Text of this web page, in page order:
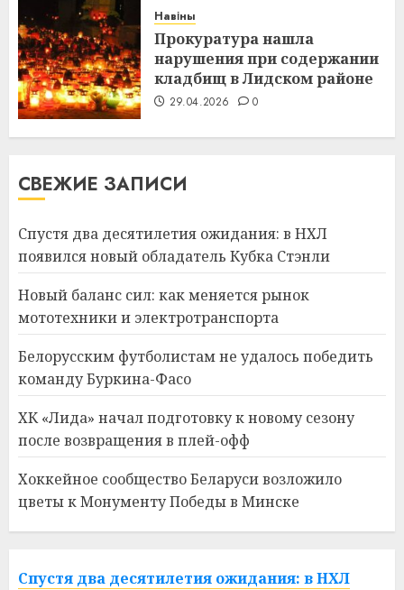
Навіны
Прокуратура нашла
нарушения при содержании
кладбищ в Лидском районе
29.04.2026 0
СВЕЖИЕ ЗАПИСИ
Спустя два десятилетия ожидания: в НХЛ
появился новый обладатель Кубка Стэнли
Новый баланс сил: как меняется рынок
мототехники и электротранспорта
Белорусским футболистам не удалось победить
команду Буркина-Фасо
ХК «Лида» начал подготовку к новому сезону
после возвращения в плей-офф
Хоккейное сообщество Беларуси возложило
цветы к Монументу Победы в Минске
Спустя два десятилетия ожидания: в НХЛ